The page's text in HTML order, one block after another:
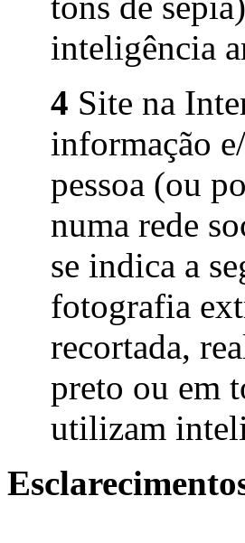
inteligência
4 Site na
informação
pessoa (ou
numa rede
se indica a
fotografia
recortada,
preto ou em
utilizam